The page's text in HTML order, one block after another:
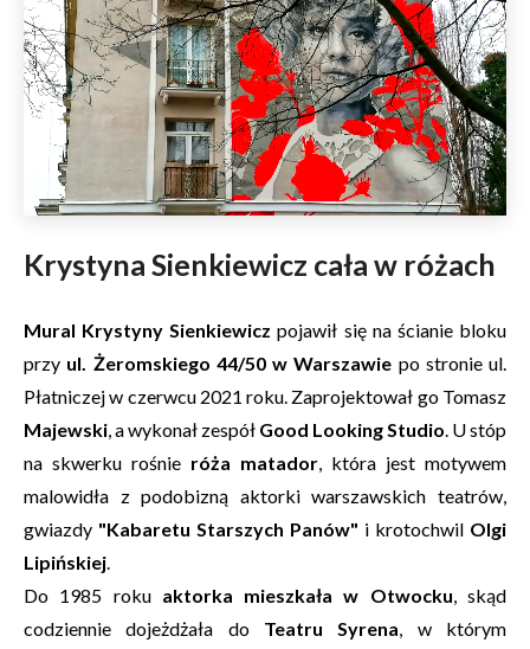
Krystyna Sienkiewicz cała w różach
Mural Krystyny Sienkiewicz pojawił się na ścianie bloku
przy ul. Żeromskiego 44/50 w Warszawie po stronie ul.
Płatniczej w czerwcu 2021 roku. Zaprojektował go Tomasz
Majewski, a wykonał zespół Good Looking Studio. U stóp
na skwerku rośnie róża matador, która jest motywem
malowidła z podobizną aktorki warszawskich teatrów,
gwiazdy "Kabaretu Starszych Panów" i krotochwil Olgi
Lipińskiej.
Do 1985 roku aktorka mieszkała w Otwocku, skąd
codziennie dojeżdżała do Teatru Syrena, w którym